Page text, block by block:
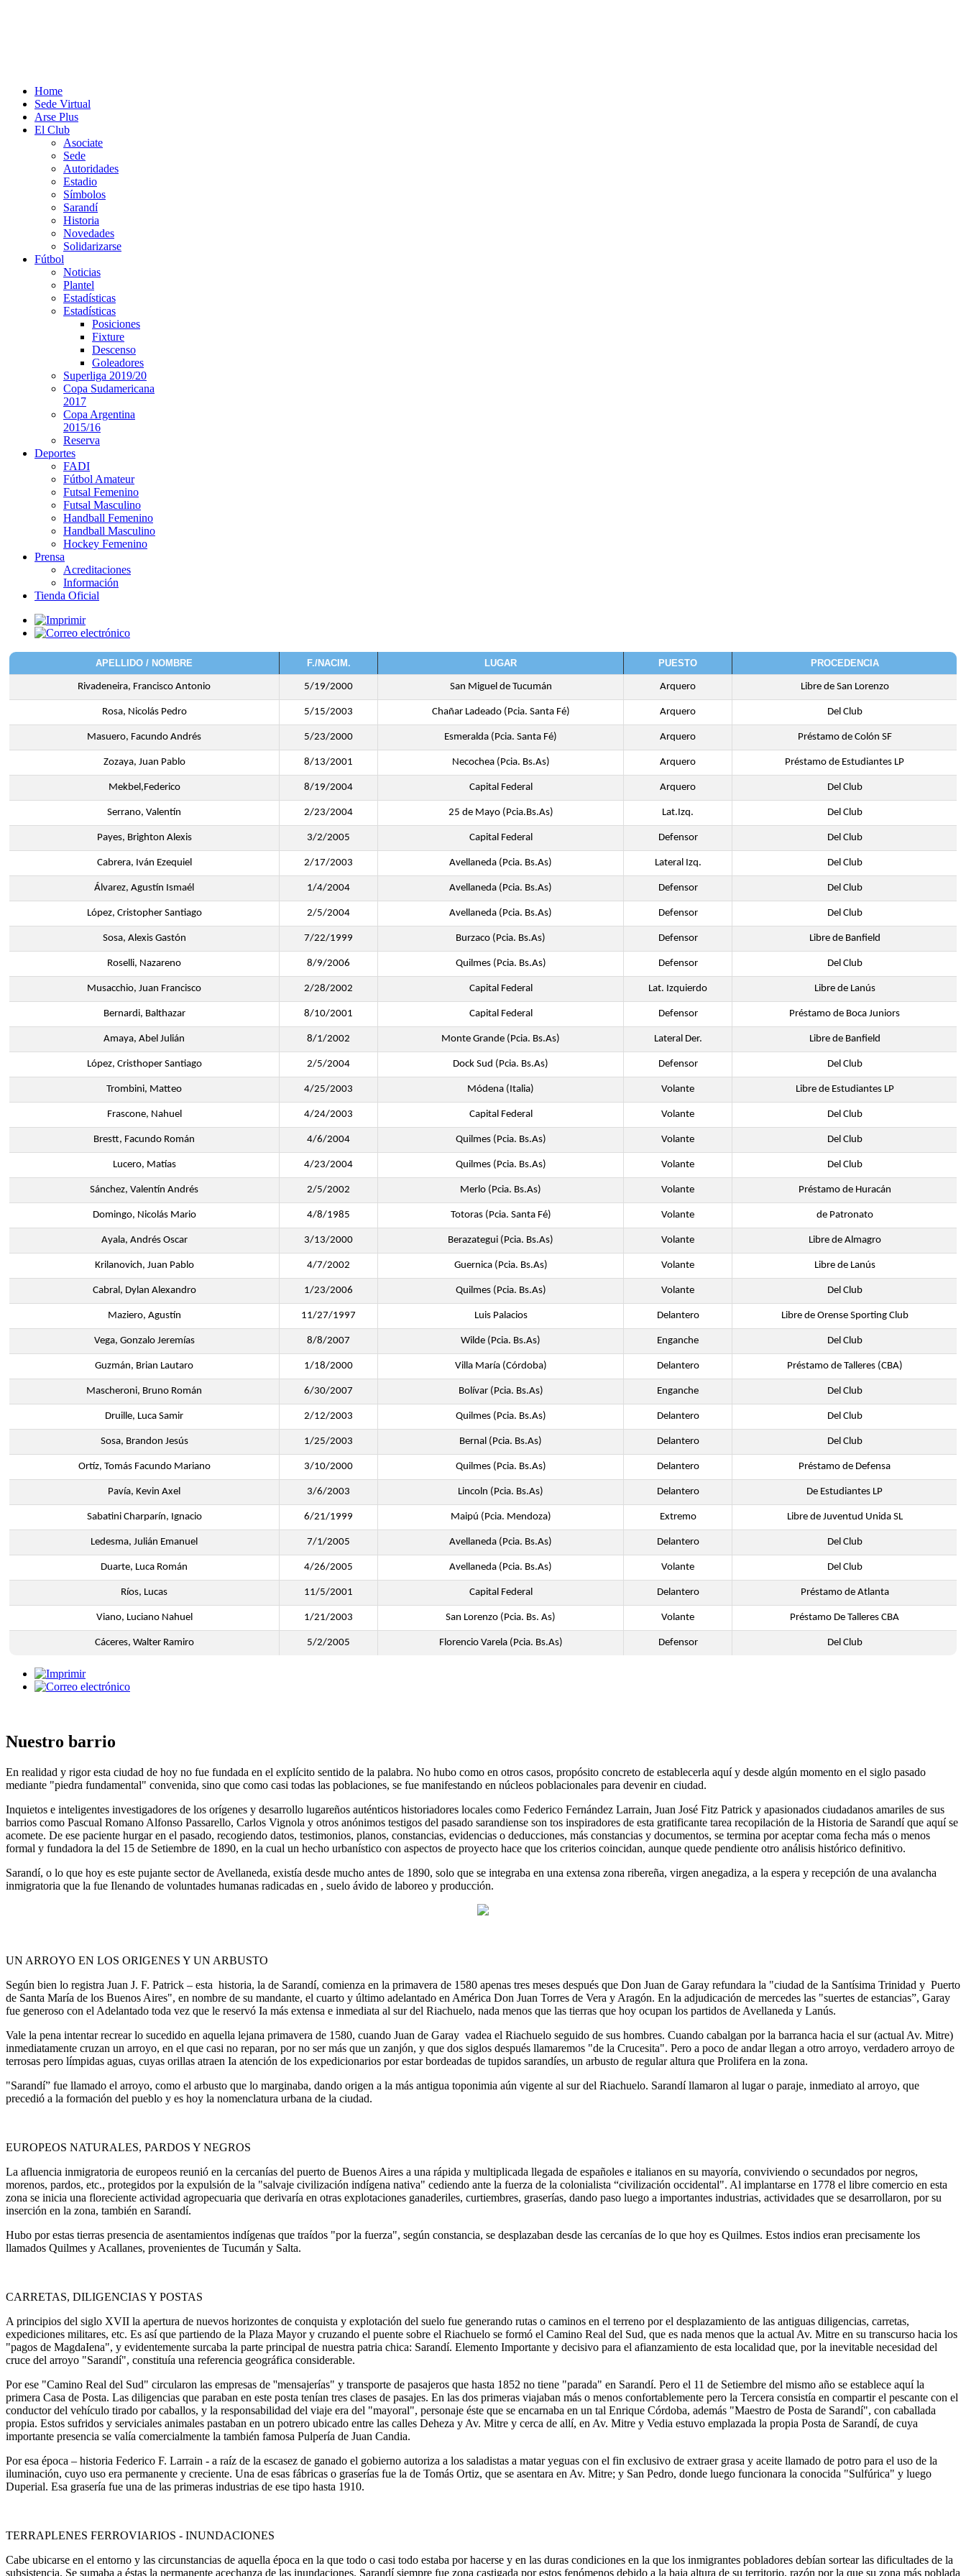
Home
Sede Virtual
Arse Plus
El Club
Asociate
Sede
Autoridades
Estadio
Símbolos
Sarandí
Historia
Novedades
Solidarizarse
Fútbol
Noticias
Plantel
Estadísticas
Estadísticas
Posiciones
Fixture
Descenso
Goleadores
Superliga 2019/20
Copa Sudamericana
2017
Copa Argentina
2015/16
Reserva
Deportes
FADI
Fútbol Amateur
Futsal Femenino
Futsal Masculino
Handball Femenino
Handball Masculino
Hockey Femenino
Prensa
Acreditaciones
Información
Tienda Oficial
APELLIDO / NOMBRE F./NACIM. LUGAR PUESTO PROCEDENCIA
Rivadeneira, Francisco Antonio 5/19/2000 San Miguel de Tucumán Arquero Libre de San Lorenzo
Rosa, Nicolás Pedro 5/15/2003 Chañar Ladeado (Pcia. Santa Fé) Arquero Del Club
Masuero, Facundo Andrés 5/23/2000 Esmeralda (Pcia. Santa Fé) Arquero Préstamo de Colón SF
Zozaya, Juan Pablo 8/13/2001 Necochea (Pcia. Bs.As) Arquero Préstamo de Estudiantes LP
Mekbel,Federico 8/19/2004 Capital Federal Arquero Del Club
Serrano, Valentín 2/23/2004 25 de Mayo (Pcia.Bs.As) Lat.Izq. Del Club
Payes, Brighton Alexis 3/2/2005 Capital Federal Defensor Del Club
Cabrera, Iván Ezequiel 2/17/2003 Avellaneda (Pcia. Bs.As) Lateral Izq. Del Club
Álvarez, Agustín Ismaél 1/4/2004 Avellaneda (Pcia. Bs.As) Defensor Del Club
López, Cristopher Santiago 2/5/2004 Avellaneda (Pcia. Bs.As) Defensor Del Club
Sosa, Alexis Gastón 7/22/1999 Burzaco (Pcia. Bs.As) Defensor Libre de Banfield
Roselli, Nazareno 8/9/2006 Quilmes (Pcia. Bs.As) Defensor Del Club
Musacchio, Juan Francisco 2/28/2002 Capital Federal Lat. Izquierdo Libre de Lanús
Bernardi, Balthazar 8/10/2001 Capital Federal Defensor Préstamo de Boca Juniors
Amaya, Abel Julián 8/1/2002 Monte Grande (Pcia. Bs.As) Lateral Der. Libre de Banfield
López, Cristhoper Santiago 2/5/2004 Dock Sud (Pcia. Bs.As) Defensor Del Club
Trombini, Matteo 4/25/2003 Módena (Italia) Volante Libre de Estudiantes LP
Frascone, Nahuel 4/24/2003 Capital Federal Volante Del Club
Brestt, Facundo Román 4/6/2004 Quilmes (Pcia. Bs.As) Volante Del Club
Lucero, Matías 4/23/2004 Quilmes (Pcia. Bs.As) Volante Del Club
Sánchez, Valentín Andrés 2/5/2002 Merlo (Pcia. Bs.As) Volante Préstamo de Huracán
Domingo, Nicolás Mario 4/8/1985 Totoras (Pcia. Santa Fé) Volante de Patronato
Ayala, Andrés Oscar 3/13/2000 Berazategui (Pcia. Bs.As) Volante Libre de Almagro
Krilanovich, Juan Pablo 4/7/2002 Guernica (Pcia. Bs.As) Volante Libre de Lanús
Cabral, Dylan Alexandro 1/23/2006 Quilmes (Pcia. Bs.As) Volante Del Club
Maziero, Agustín 11/27/1997 Luis Palacios Delantero Libre de Orense Sporting Club
Vega, Gonzalo Jeremías 8/8/2007 Wilde (Pcia. Bs.As) Enganche Del Club
Guzmán, Brian Lautaro 1/18/2000 Villa María (Córdoba) Delantero Préstamo de Talleres (CBA)
Mascheroni, Bruno Román 6/30/2007 Bolívar (Pcia. Bs.As) Enganche Del Club
Druille, Luca Samir 2/12/2003 Quilmes (Pcia. Bs.As) Delantero Del Club
Sosa, Brandon Jesús 1/25/2003 Bernal (Pcia. Bs.As) Delantero Del Club
Ortíz, Tomás Facundo Mariano 3/10/2000 Quilmes (Pcia. Bs.As) Delantero Préstamo de Defensa
Pavía, Kevin Axel 3/6/2003 Lincoln (Pcia. Bs.As) Delantero De Estudiantes LP
Sabatini Charparín, Ignacio 6/21/1999 Maipú (Pcia. Mendoza) Extremo Libre de Juventud Unida SL
Ledesma, Julián Emanuel 7/1/2005 Avellaneda (Pcia. Bs.As) Delantero Del Club
Duarte, Luca Román 4/26/2005 Avellaneda (Pcia. Bs.As) Volante Del Club
Ríos, Lucas 11/5/2001 Capital Federal Delantero Préstamo de Atlanta
Viano, Luciano Nahuel 1/21/2003 San Lorenzo (Pcia. Bs. As) Volante Préstamo De Talleres CBA
Cáceres, Walter Ramiro 5/2/2005 Florencio Varela (Pcia. Bs.As) Defensor Del Club
Nuestro barrio
En realidad y rigor esta ciudad de hoy no fue fundada en el explícito sentido de la palabra. No hubo como en otros casos, propósito concreto de establecerla aquí y desde algún momento en el siglo pasado
mediante "piedra fundamental" convenida, sino que como casi todas las poblaciones, se fue manifestando en núcleos poblacionales para devenir en ciudad.
Inquietos e inteligentes investigadores de los orígenes y desarrollo lugareños auténticos historiadores locales como Federico Fernández Larrain, Juan José Fitz Patrick y apasionados ciudadanos amariles de sus
barrios como Pascual Romano Alfonso Passarello, Carlos Vignola y otros anónimos testigos del pasado sarandiense son tos inspiradores de esta gratificante tarea recopilación de la Historia de Sarandí que aquí se
acomete. De ese paciente hurgar en el pasado, recogiendo datos, testimonios, planos, constancias, evidencias o deducciones, más constancias y documentos, se termina por aceptar coma fecha más o menos
formal y fundadora la del 15 de Setiembre de 1890, en la cual un hecho urbanístico con aspectos de proyecto hace que los criterios coincidan, aunque quede pendiente otro análisis histórico definitivo.
Sarandí, o lo que hoy es este pujante sector de Avellaneda, existía desde mucho antes de 1890, solo que se integraba en una extensa zona ribereña, virgen anegadiza, a la espera y recepción de una avalancha
inmigratoria que la fue Ilenando de voluntades humanas radicadas en , suelo ávido de laboreo y producción.
UN ARROYO EN LOS ORIGENES Y UN ARBUSTO
Según bien lo registra Juan J. F. Patrick – esta historia, la de Sarandí, comienza en la primavera de 1580 apenas tres meses después que Don Juan de Garay refundara la "ciudad de la Santísima Trinidad y Puerto
de Santa María de los Buenos Aires", en nombre de su mandante, el cuarto y último adelantado en América Don Juan Torres de Vera y Aragón. En la adjudicación de mercedes las "suertes de estancias”, Garay
fue generoso con el Adelantado toda vez que le reservó Ia más extensa e inmediata al sur del Riachuelo, nada menos que las tierras que hoy ocupan los partidos de Avellaneda y Lanús.
Vale la pena intentar recrear lo sucedido en aquella lejana primavera de 1580, cuando Juan de Garay vadea el Riachuelo seguido de sus hombres. Cuando cabalgan por la barranca hacia el sur (actual Av. Mitre)
inmediatamente cruzan un arroyo, en el que casi no reparan, por no ser más que un zanjón, y que dos siglos después llamaremos "de la Crucesita". Pero a poco de andar llegan a otro arroyo, verdadero arroyo de
terrosas pero límpidas aguas, cuyas orillas atraen Ia atención de los expedicionarios por estar bordeadas de tupidos sarandíes, un arbusto de regular altura que Prolifera en la zona.
"Sarandí” fue llamado el arroyo, como el arbusto que lo marginaba, dando origen a la más antigua toponimia aún vigente al sur del Riachuelo. Sarandí llamaron al lugar o paraje, inmediato al arroyo, que
precedió a la formación del pueblo y es hoy la nomenclatura urbana de la ciudad.
EUROPEOS NATURALES, PARDOS Y NEGROS
La afluencia inmigratoria de europeos reunió en la cercanías del puerto de Buenos Aires a una rápida y multiplicada llegada de españoles e italianos en su mayoría, conviviendo o secundados por negros,
morenos, pardos, etc., protegidos por la expulsión de la "salvaje civilización indígena nativa" cediendo ante la fuerza de la colonialista “civilización occidental". Al implantarse en 1778 el libre comercio en esta
zona se inicia una floreciente actividad agropecuaria que derivaría en otras explotaciones ganaderiles, curtiembres, graserías, dando paso luego a importantes industrias, actividades que se desarrollaron, por su
inserción en la zona, también en Sarandí.
Hubo por estas tierras presencia de asentamientos indígenas que traídos "por la fuerza", según constancia, se desplazaban desde las cercanías de lo que hoy es Quilmes. Estos indios eran precisamente los
llamados Quilmes y Acallanes, provenientes de Tucumán y Salta.
CARRETAS, DILIGENCIAS Y POSTAS
A principios del siglo XVII la apertura de nuevos horizontes de conquista y explotación del suelo fue generando rutas o caminos en el terreno por el desplazamiento de las antiguas diligencias, carretas,
expediciones militares, etc. Es así que partiendo de la Plaza Mayor y cruzando el puente sobre el Riachuelo se formó el Camino Real del Sud, que es nada menos que la actual Av. Mitre en su transcurso hacia los
"pagos de MagdaIena", y evidentemente surcaba la parte principal de nuestra patria chica: Sarandí. Elemento Importante y decisivo para el afianzamiento de esta localidad que, por la inevitable necesidad del
cruce del arroyo "Sarandí", constituía una referencia geográfica considerable.
Por ese "Camino Real del Sud" circularon las empresas de ''mensajerías" y transporte de pasajeros que hasta 1852 no tiene "parada" en Sarandí. Pero el 11 de Setiembre del mismo año se establece aquí la
primera Casa de Posta. Las diligencias que paraban en este posta tenían tres clases de pasajes. En las dos primeras viajaban más o menos confortablemente pero la Tercera consistía en compartir el pescante con el
conductor del vehículo tirado por caballos, y la responsabilidad del viaje era del "mayoral", personaje éste que se encarnaba en un tal Enrique Córdoba, además "Maestro de Posta de Sarandí", con caballada
propia. Estos sufridos y serviciales animales pastaban en un potrero ubicado entre las calles Deheza y Av. Mitre y cerca de allí, en Av. Mitre y Vedia estuvo emplazada la propia Posta de Sarandí, de cuya
importante presencia se valía comercialmente la también famosa Pulpería de Juan Candia.
Por esa época – historia Federico F. Larrain - a raíz de la escasez de ganado el gobierno autoriza a los saladistas a matar yeguas con el fin exclusivo de extraer grasa y aceite llamado de potro para el uso de la
iluminación, cuyo uso era permanente y creciente. Una de esas fábricas o graserías fue la de Tomás Ortiz, que se asentara en Av. Mitre; y San Pedro, donde luego funcionara la conocida "Sulfúrica" y luego
Duperial. Esa grasería fue una de las primeras industrias de ese tipo hasta 1910.
TERRAPLENES FERROVIARIOS - INUNDACIONES
Cabe ubicarse en el entorno y las circunstancias de aquella época en la que todo o casi todo estaba por hacerse y en las duras condiciones en la que los inmigrantes pobladores debían sortear las dificultades de la
subsistencia. Se sumaba a éstas la permanente acechanza de las inundaciones. Sarandí siempre fue zona castigada por estos fenómenos debido a la baja altura de su territorio, razón por la que su zona más poblada